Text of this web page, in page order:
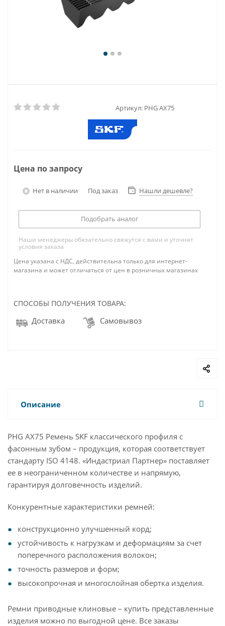
Артикул: PHG AX75
Цена по запросу
Нет в наличии Под заказ Нашли дешевле?
Подобрать аналог
Наши менеджеры обязательно свяжутся с вами и уточнят
условия заказа
Цена указана с НДС, действительна только для интернет-
магазина и может отличаться от цен в розничных магазинах
СПОСОБЫ ПОЛУЧЕНИЯ ТОВАРА:
Доставка Самовывоз
Описание
PHG AX75 Ремень SKF классического профиля с
фасонным зубом – продукция, которая соответствует
стандарту ISO 4148. «Индастриал Партнер» поставляет
ее в неограниченном количестве и напрямую,
гарантируя долговечность изделий.
Конкурентные характеристики ремней:
конструкционно улучшенный корд;
устойчивость к нагрузкам и деформациям за счет
поперечного расположения волокон;
точность размеров и форм;
высокопрочная и многослойная обертка изделия.
Ремни приводные клиновые – купить представленные
изделия можно по выгодной цене. Все заказы